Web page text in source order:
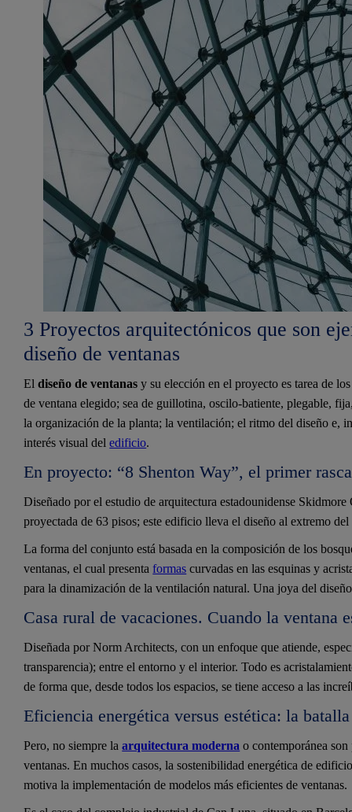
3 Proyectos arquitectónicos que son
diseño de ventanas
Eldiseño de ventanas y su elección en el proyecto es tarea de
de ventana elegido; sea de guillotina, oscilo-batiente, plegable,
la organización de la planta; la ventilación; el ritmo del diseño e,
interés visual deledificio.
En proyecto: “8 Shenton Way”, el primer
Diseñado por el estudio de arquitectura estadounidense
proyectada de 63 pisos; este edificio lleva el diseño al extremo
La forma del conjunto está basada en la composición de los
ventanas, el cual presentaformas curvadas en las esquinas y
para la dinamización de la ventilación natural. Una joya del
Casa rural de vacaciones. Cuando la ventana
Diseñada por Norm Architects, con un enfoque que atiende,
transparencia); entre el entorno y el interior. Todo es
de forma que, desde todos los espacios, se tiene acceso a las
Eficiencia energética versus estética: la
Pero, no siempre laarquitectura moderna o contemporánea
ventanas. En muchos casos, la sostenibilidad energética de
motiva la implementación de modelos más eficientes de ventanas.